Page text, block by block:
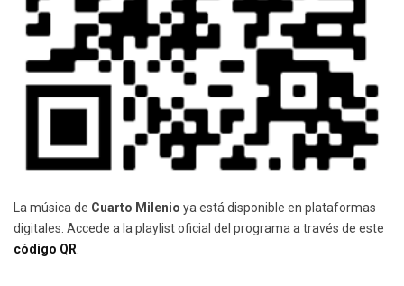
La música de Cuarto Milenio ya está disponible en plataformas
digitales. Accede a la playlist oficial del programa a través de este
código QR.